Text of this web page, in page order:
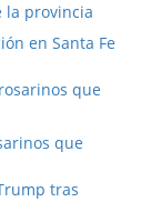
en Santa Fe
que